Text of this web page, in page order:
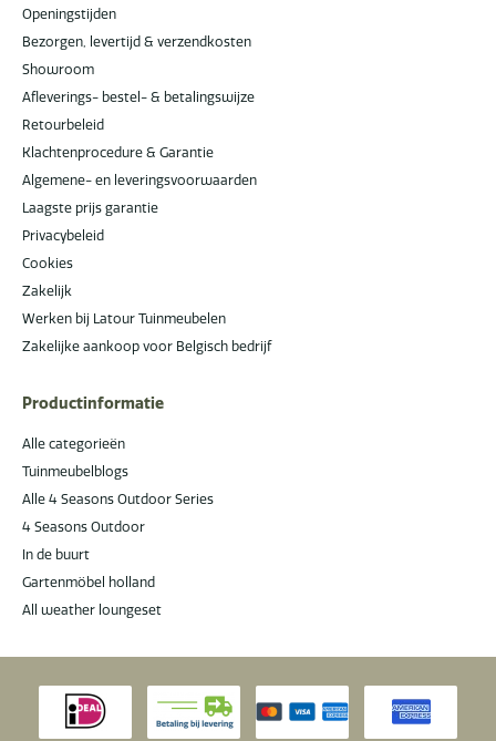
Openingstijden
Bezorgen, levertijd & verzendkosten
Showroom
Afleverings- bestel- & betalingswijze
Retourbeleid
Klachtenprocedure & Garantie
Algemene- en leveringsvoorwaarden
Laagste prijs garantie
Privacybeleid
Cookies
Zakelijk
Werken bij Latour Tuinmeubelen
Zakelijke aankoop voor Belgisch bedrijf
Productinformatie
Alle categorieën
Tuinmeubelblogs
Alle 4 Seasons Outdoor Series
4 Seasons Outdoor
In de buurt
Gartenmöbel holland
All weather loungeset